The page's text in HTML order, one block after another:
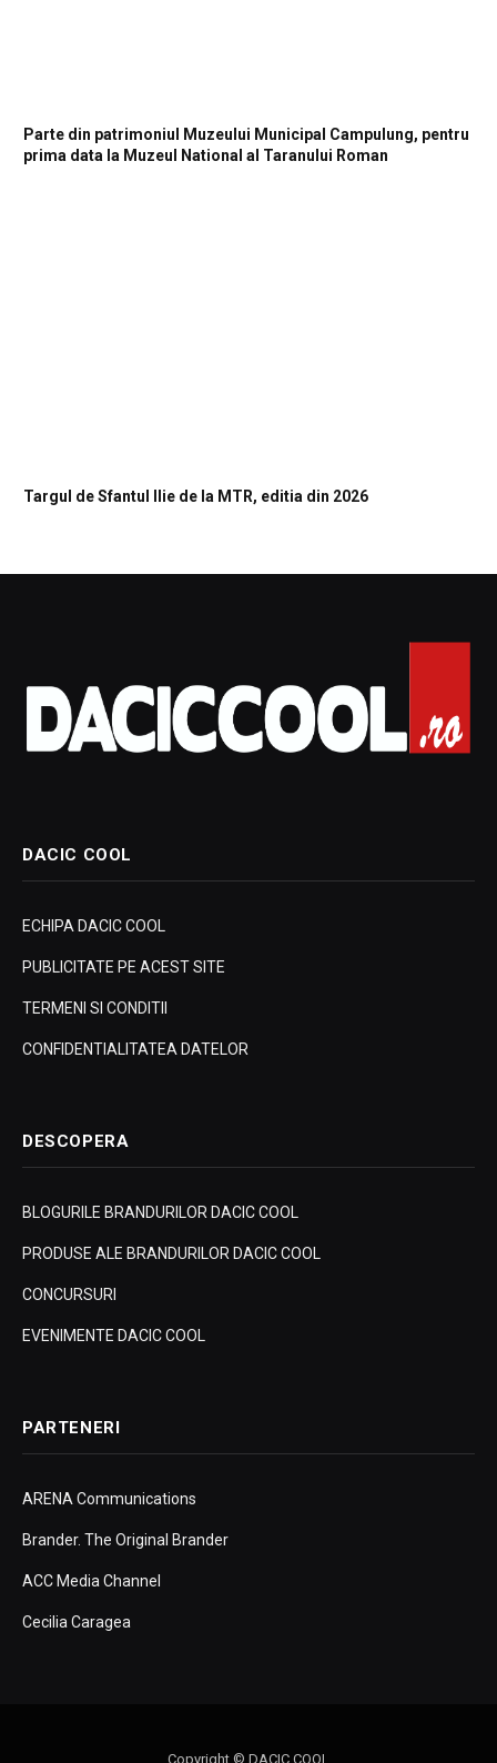
Parte din patrimoniul Muzeului Municipal Campulung, pentru
prima data la Muzeul National al Taranului Roman
Targul de Sfantul Ilie de la MTR, editia din 2026
DACIC COOL
ECHIPA DACIC COOL
PUBLICITATE PE ACEST SITE
TERMENI SI CONDITII
CONFIDENTIALITATEA DATELOR
DESCOPERA
BLOGURILE BRANDURILOR DACIC COOL
PRODUSE ALE BRANDURILOR DACIC COOL
CONCURSURI
EVENIMENTE DACIC COOL
PARTENERI
ARENA Communications
Brander. The Original Brander
ACC Media Channel
Cecilia Caragea
Copyright © DACIC COOL